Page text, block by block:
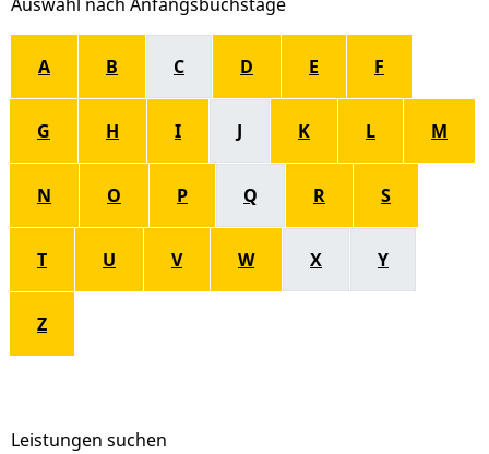
A B C D E F
G H I J K L M
N O P Q R S
T U V W X Y
Z
Leistungen suchen